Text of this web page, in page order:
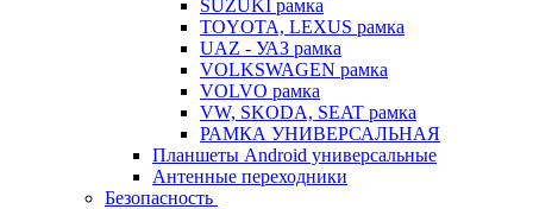
SUZUKI рамка
TOYOTA, LEXUS рамка
UAZ - УАЗ рамка
VOLKSWAGEN рамка
VOLVO рамка
VW, SKODA, SEAT рамка
РАМКА УНИВЕРСАЛЬНАЯ
Планшеты Android универсальные
Антенные переходники
Безопасность